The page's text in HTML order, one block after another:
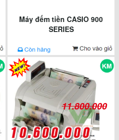
Máy đếm tiền CASIO 900
SERIES
11.800.000